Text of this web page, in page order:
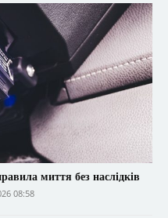
миття без наслідків
08:58